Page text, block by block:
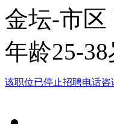
金坛-市区
年龄25-38
该职位已停止招聘电话咨